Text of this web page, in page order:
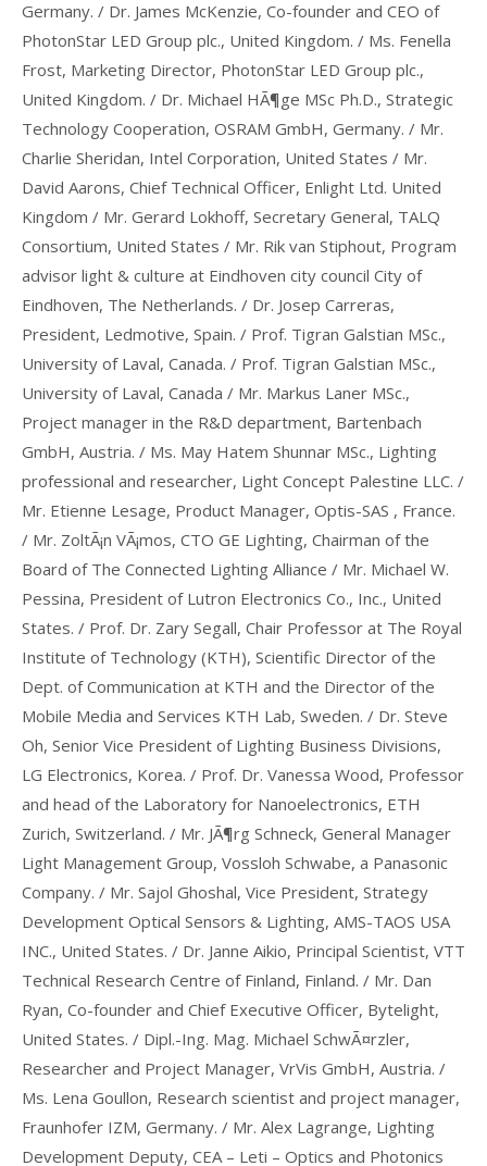
Germany. / Dr. James McKenzie, Co-founder and CEO of
PhotonStar LED Group plc., United Kingdom. / Ms. Fenella
Frost, Marketing Director, PhotonStar LED Group plc.,
United Kingdom. / Dr. Michael HÃ¶ge MSc Ph.D., Strategic
Technology Cooperation, OSRAM GmbH, Germany. / Mr.
Charlie Sheridan, Intel Corporation, United States / Mr.
David Aarons, Chief Technical Officer, Enlight Ltd. United
Kingdom / Mr. Gerard Lokhoff, Secretary General, TALQ
Consortium, United States / Mr. Rik van Stiphout, Program
advisor light & culture at Eindhoven city council City of
Eindhoven, The Netherlands. / Dr. Josep Carreras,
President, Ledmotive, Spain. / Prof. Tigran Galstian MSc.,
University of Laval, Canada. / Prof. Tigran Galstian MSc.,
University of Laval, Canada / Mr. Markus Laner MSc.,
Project manager in the R&D department, Bartenbach
GmbH, Austria. / Ms. May Hatem Shunnar MSc., Lighting
professional and researcher, Light Concept Palestine LLC. /
Mr. Etienne Lesage, Product Manager, Optis-SAS , France.
/ Mr. ZoltÃ¡n VÃ¡mos, CTO GE Lighting, Chairman of the
Board of The Connected Lighting Alliance / Mr. Michael W.
Pessina, President of Lutron Electronics Co., Inc., United
States. / Prof. Dr. Zary Segall, Chair Professor at The Royal
Institute of Technology (KTH), Scientific Director of the
Dept. of Communication at KTH and the Director of the
Mobile Media and Services KTH Lab, Sweden. / Dr. Steve
Oh, Senior Vice President of Lighting Business Divisions,
LG Electronics, Korea. / Prof. Dr. Vanessa Wood, Professor
and head of the Laboratory for Nanoelectronics, ETH
Zurich, Switzerland. / Mr. JÃ¶rg Schneck, General Manager
Light Management Group, Vossloh Schwabe, a Panasonic
Company. / Mr. Sajol Ghoshal, Vice President, Strategy
Development Optical Sensors & Lighting, AMS-TAOS USA
INC., United States. / Dr. Janne Aikio, Principal Scientist, VTT
Technical Research Centre of Finland, Finland. / Mr. Dan
Ryan, Co-founder and Chief Executive Officer, Bytelight,
United States. / Dipl.-Ing. Mag. Michael SchwÃ¤rzler,
Researcher and Project Manager, VrVis GmbH, Austria. /
Ms. Lena Goullon, Research scientist and project manager,
Fraunhofer IZM, Germany. / Mr. Alex Lagrange, Lighting
Development Deputy, CEA – Leti – Optics and Photonics